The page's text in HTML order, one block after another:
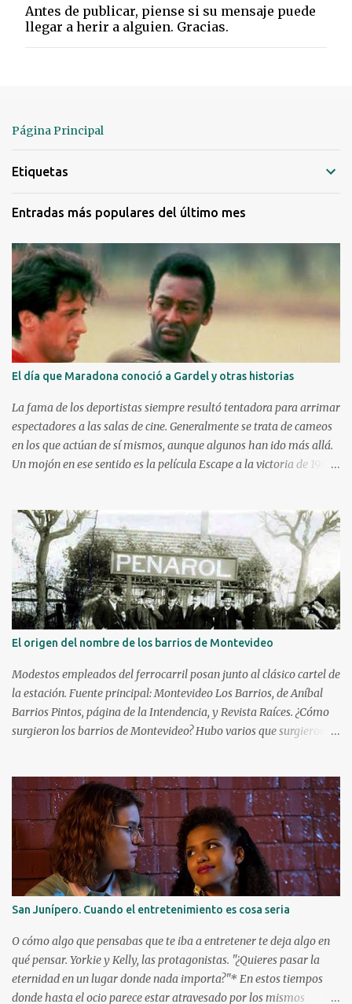
P
u
b
r
u
c
m
e
t
a
r
i
o
Antes de publicar, piense si su mensaje puede
llegar a herir a alguien. Gracias.
Página Principal
Etiquetas
Entradas más populares del último mes
El día que Maradona conoció a Gardel y otras historias
La fama de los deportistas siempre resultó tentadora para arrimar
espectadores a las salas de cine. Generalmente se trata de cameos
en los que actúan de sí mismos, aunque algunos han ido más allá.
Un mojón en ese sentido es la película Escape a la victoria de 1982
una recreación muy libre del llamado partido de la muerte jugado
en Kiev, Ucrania, el 9 de agosto de 1942, bajo la ocupación nazi.
Stallone atajando un penal sobre la hora. Hoy nos enfocaremos en
tres historias de deportistas que fueron más allá, incluso alguno
llegando a construir una carrera como actor y obteniendo elogios
de la crítica. Kareem Abdul-Jabbar Uno d e los máximos
anotadores de la historia de la NBA con 38387 puntos, debutó en el
cine a las patadas en 1972 con Bruce Lee. Kareem ya era una figura
conocida, venía de ganar su primer anillo en la NBA con los
Milwaukee Bucks. Debutó a l...
El origen del nombre de los barrios de Montevideo
Modestos empleados del ferrocarril posan junto al clásico cartel de
la estación. Fuente principal: Montevideo Los Barrios, de Aníbal
Barrios Pintos, página de la Intendencia, y Revista Raíces. ¿Cómo
surgieron los barrios de Montevideo? Hubo varios que surgieron de
Buceo. Y luego hay varios que fueron creados por especuladores de
tierras que lotearon terrenos y los vendieron en cuotas para la
instalación de viviendas, en particular a inmigrantes. Éstos solían
apelar a lugares o personajes de sus países de origen para darle
nombre a estos nuevos barrios. ¿Quiénes fueron los principales
creadores de barrios? Los tres principales fueron el montevideano
Francisco Piria, el argentino Florencio Escardó y el español Emilio
Reus. ¿Qué barrios creó cada uno? Florencio Escardó , periodista,
rematador, escritor y autor teatral, creó el barrio Atahualpa en
1868, el...
San Junípero. Cuando el entretenimiento es cosa seria
O cómo algo que pensabas que te iba a entretener te deja algo en
qué pensar. Yorkie y Kelly, las protagonistas. "¿Quieres pasar la
eternidad en un lugar donde nada importa?"* En estos tiempos
donde hasta el ocio parece estar atravesado por los mismos